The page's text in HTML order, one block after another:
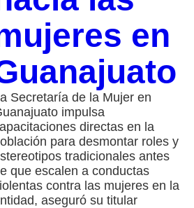
en
Secretaría de la Mujer en
impulsa
directas en la
para desmontar roles y
tradicionales antes
que escalen a conductas
contra las mujeres en la
aseguró su titular